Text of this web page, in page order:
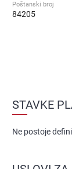
Poštanski broj
84205
STAVKE
Ne postoje